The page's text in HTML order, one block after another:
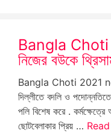
Bangla Choti
নিজের বউকে
Bangla Choti 2021
দিল্লীতে বদলি ও
পলি বিশেষ করে .
ছোটবেলাকার প্রিয় …